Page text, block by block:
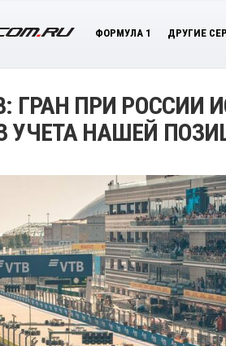
ФОРМУЛА 1 ДРУГИЕ
ГРАН ПРИ РОССИИ
УЧЕТА НАШЕЙ